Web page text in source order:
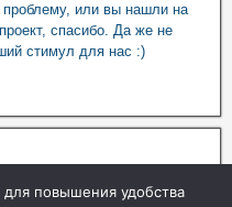
или вы нашли на
спасибо. Да же не
стимул для нас :)
повышения удобства